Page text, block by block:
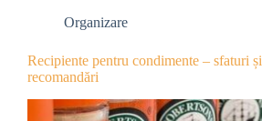
Organizare
Recipiente pentru condimente – sfaturi și
recomandări